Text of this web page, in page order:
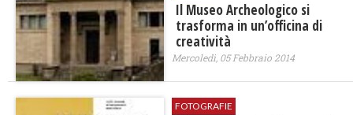
Il Museo Archeologico si
trasforma in un’officina di
creatività
Mercoledì, 05 Febbraio 2014
FOTOGRAFIE